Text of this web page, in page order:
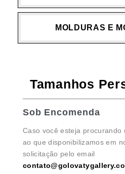
MOLDURAS E
Tamanhos
Sob Encomenda
Caso você esteja procurando
ao que disponibilizamos em
solicitação pelo email